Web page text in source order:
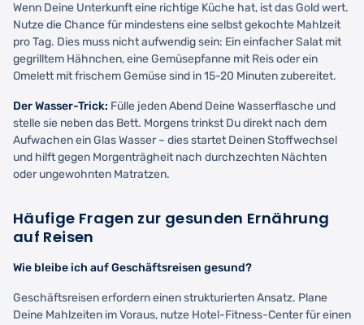
Wenn Deine Unterkunft eine richtige Küche hat, ist das Gold wert.
Nutze die Chance für mindestens eine selbst gekochte Mahlzeit
pro Tag. Dies muss nicht aufwendig sein: Ein einfacher Salat mit
gegrilltem Hähnchen, eine Gemüsepfanne mit Reis oder ein
Omelett mit frischem Gemüse sind in 15-20 Minuten zubereitet.
Der Wasser-Trick: Fülle jeden Abend Deine Wasserflasche und
stelle sie neben das Bett. Morgens trinkst Du direkt nach dem
Aufwachen ein Glas Wasser – dies startet Deinen Stoffwechsel
und hilft gegen Morgenträgheit nach durchzechten Nächten
oder ungewohnten Matratzen.
Häufige Fragen zur gesunden Ernährung
auf Reisen
Wie bleibe ich auf Geschäftsreisen gesund?
Geschäftsreisen erfordern einen strukturierten Ansatz. Plane
Deine Mahlzeiten im Voraus, nutze Hotel-Fitness-Center für einen